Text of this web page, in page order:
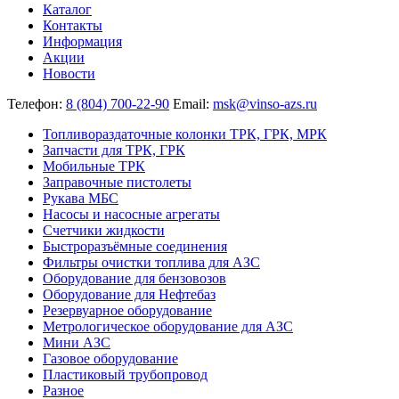
Каталог
Контакты
Информация
Акции
Новости
Телефон: 8 (804) 700-22-90 Email: msk@vinso-azs.ru
Топливораздаточные колонки ТРК, ГРК, МРК
Запчасти для ТРК, ГРК
Мобильные ТРК
Заправочные пистолеты
Рукава МБС
Насосы и насосные агрегаты
Счетчики жидкости
Быстроразъёмные соединения
Фильтры очистки топлива для АЗС
Оборудование для бензовозов
Оборудование для Нефтебаз
Резервуарное оборудование
Метрологическое оборудование для АЗС
Мини АЗС
Газовое оборудование
Пластиковый трубопровод
Разное